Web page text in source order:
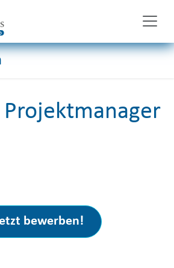
Projektmanager
bewerben!